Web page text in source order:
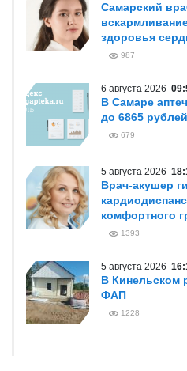
Самарский
здоровья
987
6 августа 2026
В Самаре
до 6865 рублей
679
5 августа 2026
Врач-акушер
комфортного
1393
5 августа 2026
В Кинельском
ФАП
1228